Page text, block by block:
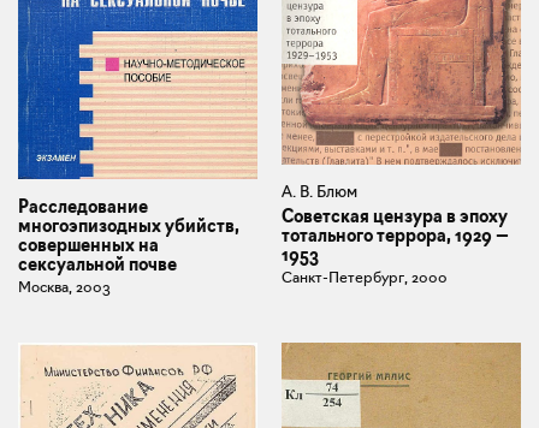
Расследование
многоэпизодных убийств,
совершенных на
сексуальной почве
Москва, 2003
А. В. Блюм
Советская цензура в эпоху
тотального террора, 1929 —
1953
Санкт-Петербург, 2000